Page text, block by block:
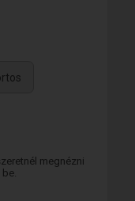
megnézni